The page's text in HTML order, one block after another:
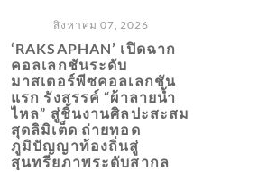
สิงหาคม 07, 2026
‘RAKSAPHAN’ เปิดฉาก
คอลเลกชันระดับ
มาสเตอร์พีซคอลเลกชัน
แรก รังสรรค์ “ผ้าลายน้ำ
ไหล” สู่ชิ้นงานศิลปะสะสม
สุดลิมิเต็ด ถ่ายทอด
ภูมิปัญญาท้องถิ่นสู่
สุนทรียภาพระดับสากล